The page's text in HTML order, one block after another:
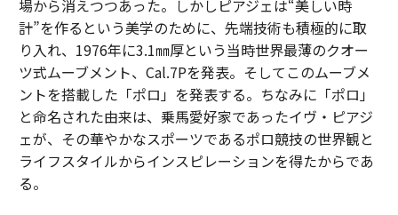
場から消えつつあった。しかしピアジェは“美しい時
計”を作るという美学のために、先端技術も積極的に取
り入れ、1976年に3.1㎜厚という当時世界最薄のクオー
ツ式ムーブメント、Cal.7Pを発表。そしてこのムーブメ
ントを搭載した「ポロ」を発表する。ちなみに「ポロ」
と命名された由来は、乗馬愛好家であったイヴ・ピアジ
ェが、その華やかなスポーツであるポロ競技の世界観と
ライフスタイルからインスピレーションを得たからであ
る。